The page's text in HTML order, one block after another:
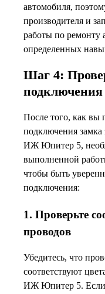
автомобиля,
производителя и
работы по ремонту
определенных
Шаг 4:
подключения
После того, как вы
подключения
ИЖ Юпитер 5,
выполненной
чтобы быть
подключения:
1. Проверьте
проводов
Убедитесь, что
соответствуют
ИЖ Юпитер 5. Если